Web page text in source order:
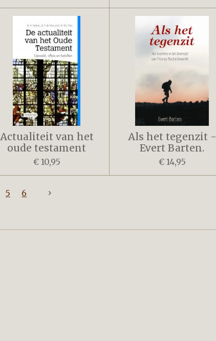
Actualiteit van het
oude testament
€ 10,95
Als het tegenzit -
Evert Barten.
€ 14,95
5 6